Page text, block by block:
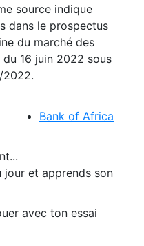
source indique
dans le prospectus
du marché des
16 juin 2022 sous
2022.
Bank of Africa
jour et apprends son
avec ton essai